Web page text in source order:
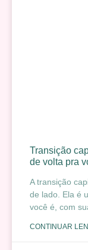
Transição
de volta pra
A transição
de lado. Ela é
você é, com
CONTINUAR